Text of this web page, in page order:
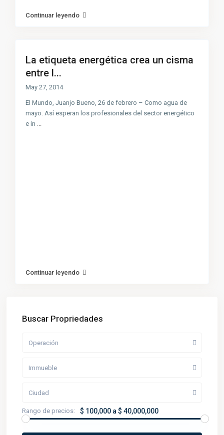
Continuar leyendo
La etiqueta energética crea un cisma
entre l...
May 27, 2014
El Mundo, Juanjo Bueno, 26 de febrero – Como agua de
mayo. Así esperan los profesionales del sector energético
e in ...
Continuar leyendo
Buscar Propriedades
Operación
Immueble
Ciudad
Rango de precios: $ 100,000 a $ 40,000,000